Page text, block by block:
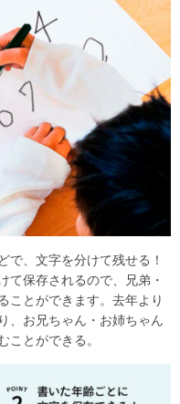
で、文字を分けて残せる！
て保存されるので、兄弟・
ことができます。去年より
、お兄ちゃん・お姉ちゃん
ことができる。